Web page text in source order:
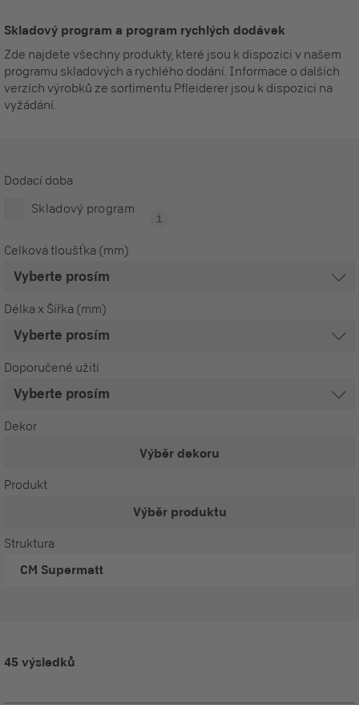
Skladový program a program rychlých dodávek
Zde najdete všechny produkty, které jsou k dispozici v našem
programu skladových a rychlého dodání. Informace o dalších
verzích výrobků ze sortimentu Pfleiderer jsou k dispozici na
vyžádání.
Dodací doba
Skladový program
Celková tloušťka (mm)
Délka x Šířka (mm)
Doporučené užití
Dekor
Výběr dekoru
Produkt
Výběr produktu
Struktura
CM Supermatt
45 výsledků